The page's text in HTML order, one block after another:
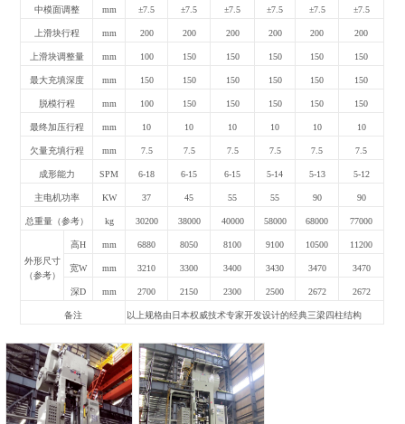
中模面调整 mm ±7.5 ±7.5 ±7.5 ±7.5 ±7.5 ±7.5
上滑块行程 mm 200 200 200 200 200 200
上滑块调整量 mm 100 150 150 150 150 150
最大充填深度 mm 150 150 150 150 150 150
脱模行程 mm 100 150 150 150 150 150
最终加压行程 mm 10 10 10 10 10 10
欠量充填行程 mm 7.5 7.5 7.5 7.5 7.5 7.5
成形能力 SPM 6-18 6-15 6-15 5-14 5-13 5-12
主电机功率 KW 37 45 55 55 90 90
总重量（参考） kg 30200 38000 40000 58000 68000 77000
外形尺寸
（参考）
高H mm 6880 8050 8100 9100 10500 11200
宽W mm 3210 3300 3400 3430 3470 3470
深D mm 2700 2150 2300 2500 2672 2672
备注 以上规格由日本权威技术专家开发设计的经典三梁四柱结构